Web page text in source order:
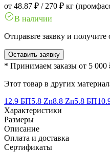
от 48.87 ₽ / 270 ₽ кг
В наличии
Отправьте заявку и
Оставить заявку
* Принимаем заказы от 5
Этот товар в других
12.9 БП5.8 Zn8.8 Zn5.8 БП
Характеристики
Размеры
Описание
Оплата и доставка
Сертификаты